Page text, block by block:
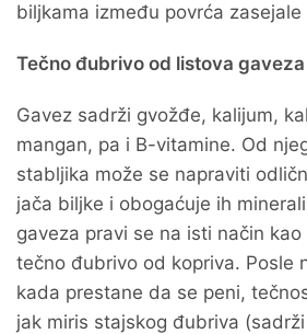
biljkama između povrća
Tečno đubrivo od listova gaveza
Gavez sadrži gvožđe, kalijum,
mangan, pa i B-vitamine. Od
stabljika može se napraviti
jača biljke i obogaćuje ih
gaveza pravi se na isti način
tečno đubrivo od kopriva. Posle
kada prestane da se peni,
jak miris stajskog đubriva